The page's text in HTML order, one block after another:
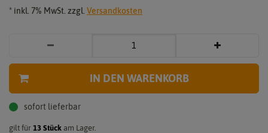
* inkl. 7% MwSt. zzgl. Versandkosten
IN DEN WARENKORB
sofort lieferbar
gilt für 13 Stück am Lager.